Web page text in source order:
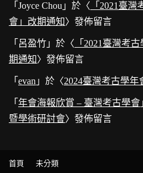
「 Joyce Chou 」於〈 「2021臺
會」改期通知〉發佈留言
「 呂盈竹 」於〈 「2021臺灣考
期通知〉發佈留言
「 evan 」於〈2024臺灣考古學
「 年會海報欣賞 – 臺灣考古學會
暨學術研討會〉發佈留言
首頁 未分類